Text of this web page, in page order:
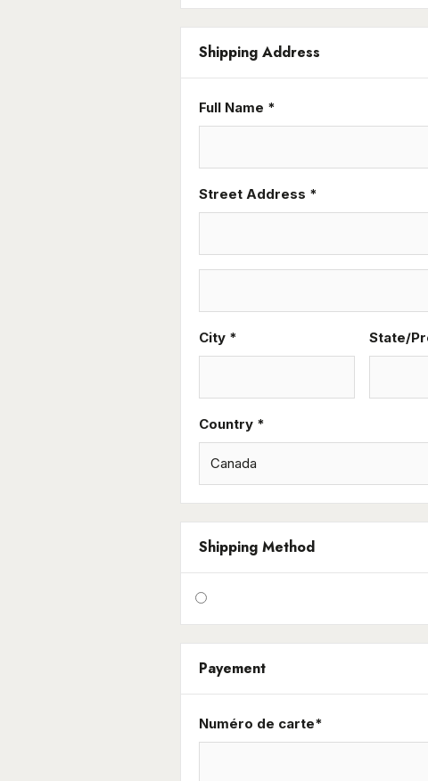
Shipping Address
Full Name *
Street Address *
City * State/
Country *
Shipping Method
Payement
Numéro de carte*